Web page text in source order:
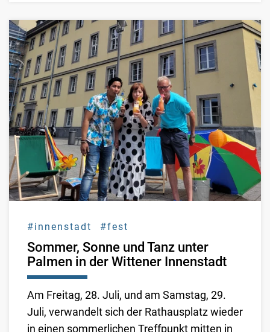
#innenstadt #fest
Sommer, Sonne und Tanz unter
Palmen in der Wittener Innenstadt
Am Freitag, 28. Juli, und am Samstag, 29.
Juli, verwandelt sich der Rathausplatz wieder
in einen sommerlichen Treffpunkt mitten in